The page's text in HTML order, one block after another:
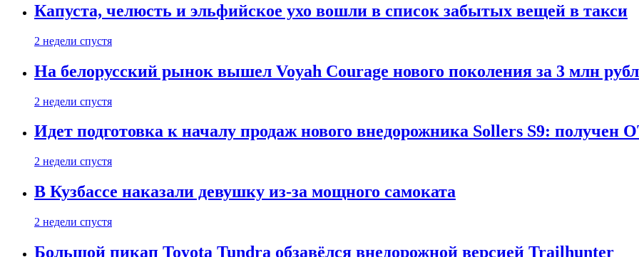
Капуста, челюсть и эльфийское ухо вошли в список забытых вещей в такси
2 недели спустя
На белорусский рынок вышел Voyah Courage нового поколения за 3 млн
2 недели спустя
Идет подготовка к началу продаж нового внедорожника Sollers S9: получен
2 недели спустя
В Кузбассе наказали девушку из-за мощного самоката
2 недели спустя
Большой пикап Toyota Tundra обзавёлся внедорожной версией Trailhunter